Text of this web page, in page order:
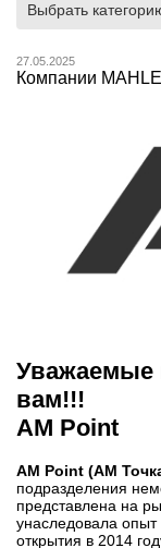
Выбрать
27.05.2025
Компании
Уважаемые
вам!!!
AM Point
AM Point (АМ
подразделения
представлена на
унаследовала
открытия в 2014